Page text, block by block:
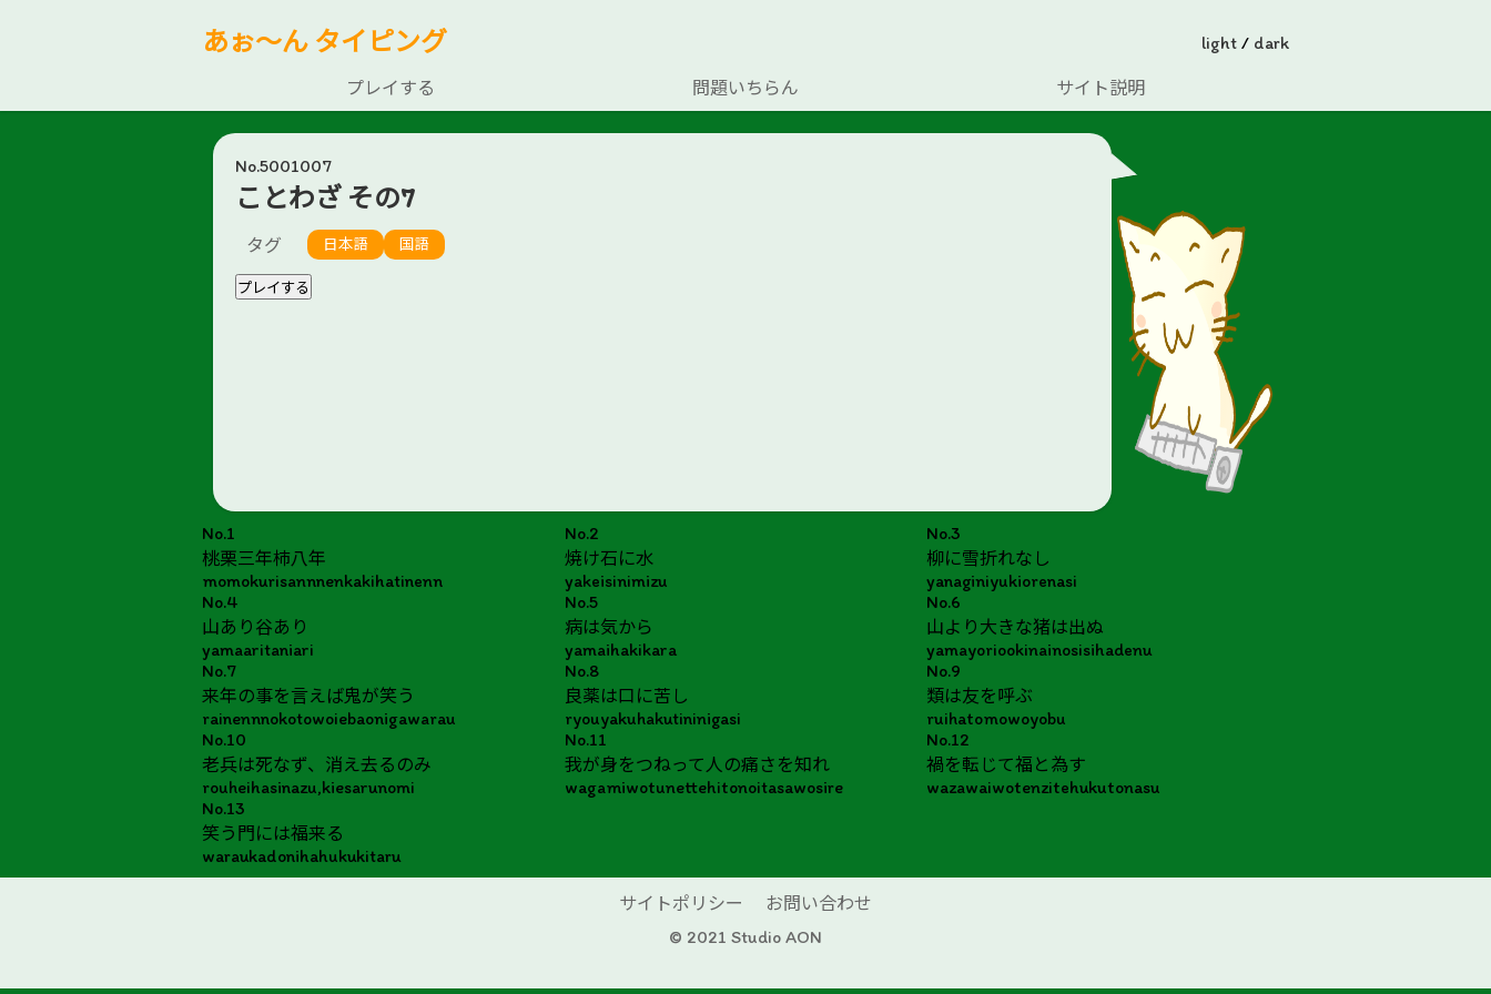
あぉ～ん タイピング light / dark
プレイする 問題いちらん サイト説明
No.5001007
ことわざ その7
タグ 日本語 国語
プレイする
No.1
桃栗三年柿八年
momokurisannnenkakihatinenn
No.2
焼け石に水
yakeisinimizu
No.3
柳に雪折れなし
yanaginiyukiorenasi
No.4
山あり谷あり
yamaaritaniari
No.5
病は気から
yamaihakikara
No.6
山より大きな猪は出ぬ
yamayoriookinainosisihadenu
No.7
来年の事を言えば鬼が笑う
rainennnokotowoiebaonigawarau
No.8
良薬は口に苦し
ryouyakuhakutininigasi
No.9
類は友を呼ぶ
ruihatomowoyobu
No.10
老兵は死なず、消え去るのみ
rouheihasinazu,kiesarunomi
No.11
我が身をつねって人の痛さを知れ
wagamiwotunettehitonoitasawosire
No.12
禍を転じて福と為す
wazawaiwotenzitehukutonasu
No.13
笑う門には福来る
waraukadonihahukukitaru
サイトポリシー
お問い合わせ
© 2021 Studio AON